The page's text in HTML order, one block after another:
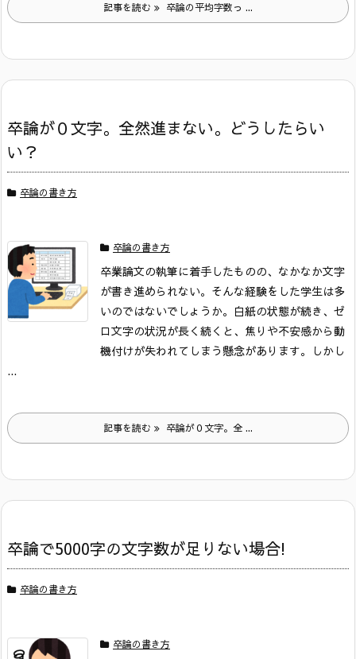
記事を読む 卒論の平均字数っ ...
卒論が０文字。全然進まない。どうしたらい
い？
卒論の書き方
卒論の書き方
卒業論文の執筆に着手したものの、なかなか文字
が書き進められない。そんな経験をした学生は多
いのではないでしょうか。白紙の状態が続き、ゼ
ロ文字の状況が長く続くと、焦りや不安感から動
機付けが失われてしまう懸念があります。
しかし
...
記事を読む 卒論が０文字。全 ...
卒論で5000字の文字数が足りない場合!
卒論の書き方
卒論の書き方